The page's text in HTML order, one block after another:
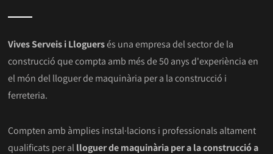
Vives Serveis i Lloguersés una empresa del sector de la
construcció que compta amb més de 50 anys d'experiència en
el món del lloguer de maquinària per a la construcció i
ferreteria.
Compten amb àmplies instal·lacions i professionals altament
qualificats per allloguer de maquinària per a la construcció a